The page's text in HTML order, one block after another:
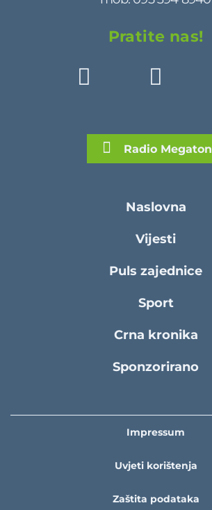
Pratite nas!
Radio Megaton
Naslovna
Vijesti
Puls zajednice
Sport
Crna kronika
Sponzorirano
Impressum
Uvjeti korištenja
Zaštita podataka